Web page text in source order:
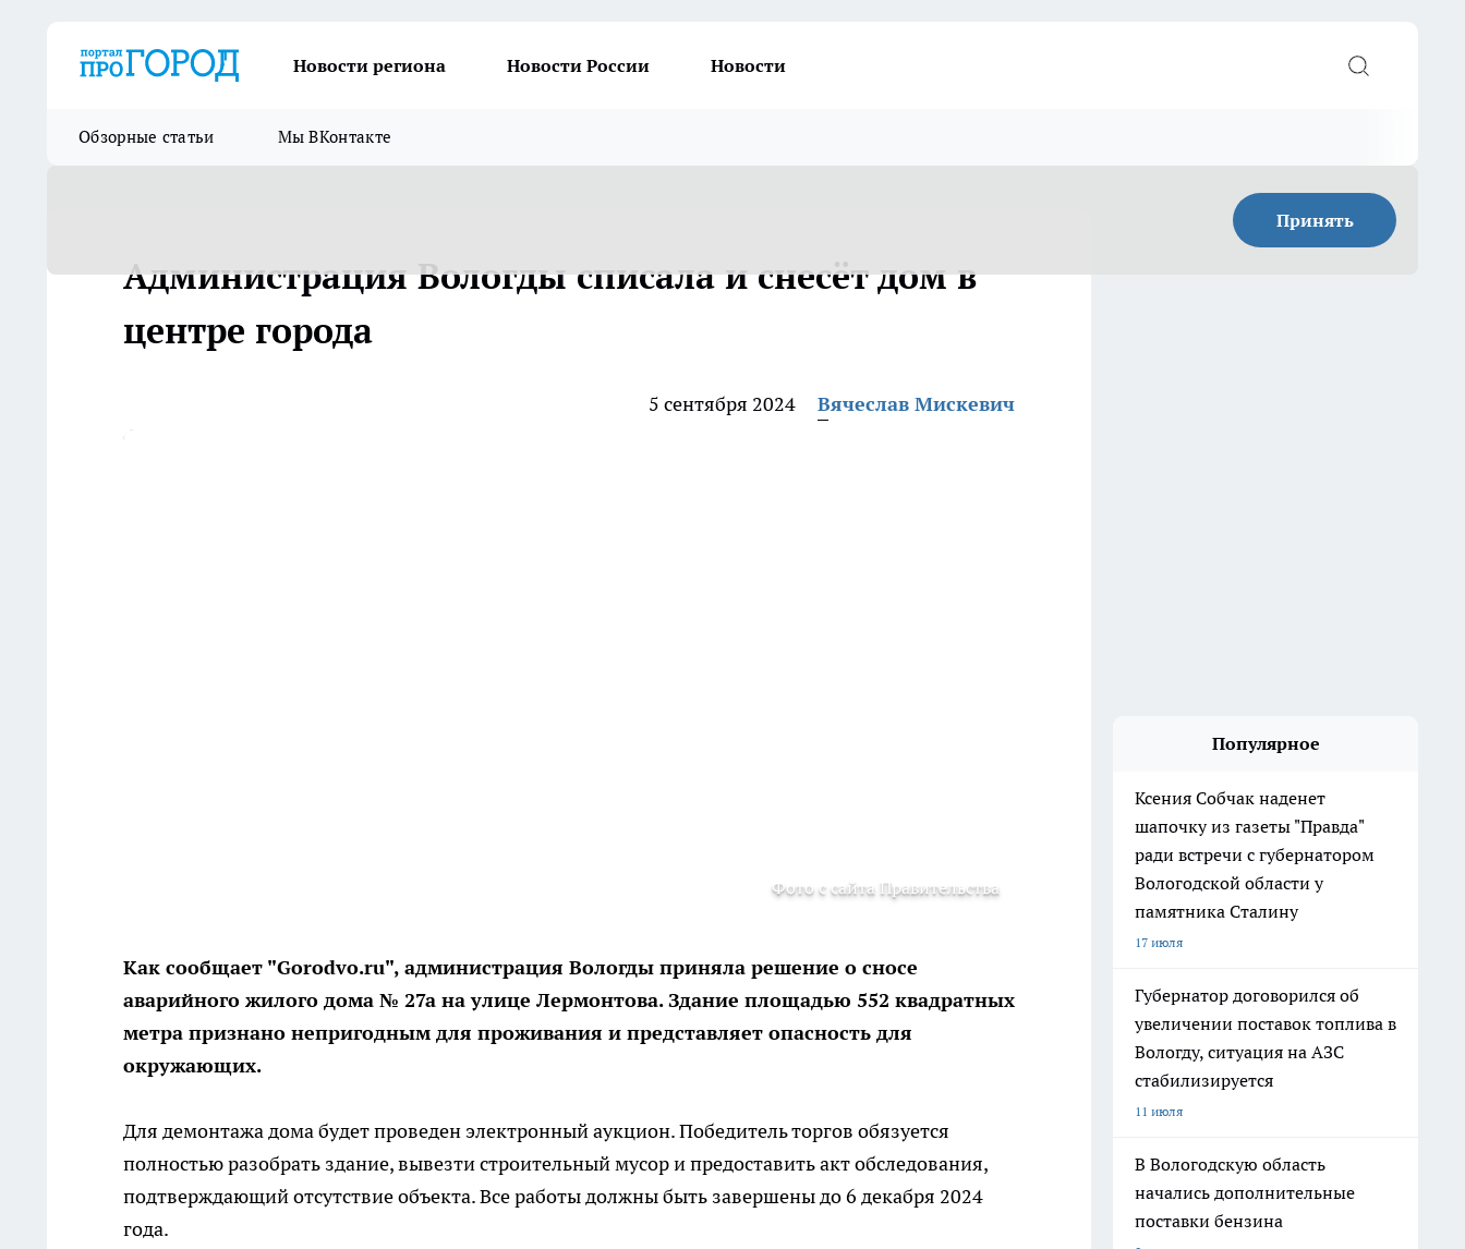
Новости региона Новости России Новости
Обзорные статьи Мы ВКонтакте
Принять
Администрация Вологды списала и снесёт дом в
центре города
5 сентября 2024 Вячеслав Мискевич
Фото с сайта Правительства
Как сообщает "Gorodvo.ru", администрация Вологды приняла решение о сносе
аварийного жилого дома № 27а на улице Лермонтова. Здание площадью 552 квадратных
метра признано непригодным для проживания и представляет опасность для
окружающих.
Для демонтажа дома будет проведен электронный аукцион. Победитель торгов обязуется
полностью разобрать здание, вывезти строительный мусор и предоставить акт обследования,
подтверждающий отсутствие объекта. Все работы должны быть завершены до 6 декабря 2024
года.
Популярное
Ксения Собчак наденет
шапочку из газеты "Правда"
ради встречи с губернатором
Вологодской области у
памятника Сталину
17 июля
Губернатор договорился об
увеличении поставок топлива в
Вологду, ситуация на АЗС
стабилизируется
11 июля
В Вологодскую область
начались дополнительные
поставки бензина